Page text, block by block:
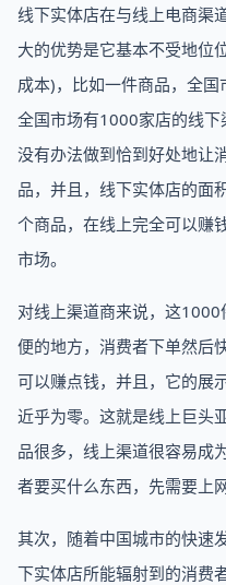
线下实体店在与线上电商渠
大的优势是它基本不受地位
成本)，比如一件商品，全
全国市场有1000家店的线
没有办法做到恰到好处地让
品，并且，线下实体店的面
个商品，在线上完全可以赚
市场。
对线上渠道商来说，这
便的地方，消费者下单然后
可以赚点钱，并且，它的展
近乎为零。这就是线上巨头
品很多，线上渠道很容易成
者要买什么东西，先需要上
其次，随着中国城市的快速
下实体店所能辐射到的消费